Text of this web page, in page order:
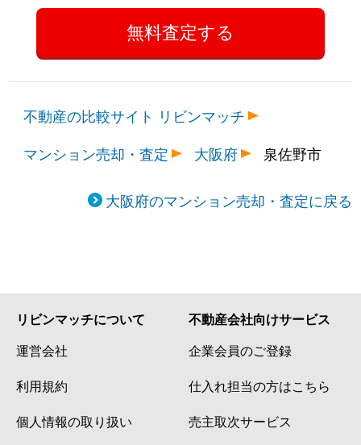
不動産の比較サイト リビンマッチ
マンション売却・査定
大阪府 泉佐野市
大阪府のマンション売却・査定に戻る
リビンマッチについて
運営会社
利用規約
個人情報の取り扱い
不動産会社向けサービス
企業会員のご登録
仕入れ担当の方はこちら
売主取次サービス